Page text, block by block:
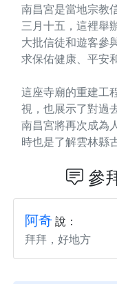
南昌宮是當地宗教
三月十五，這裡舉
大批信徒和遊客參
求保佑健康、平安
這座寺廟的重建工
視，也展示了對過
南昌宮將再次成為
時也是了解雲林縣
參
阿奇說：
拜拜，好地方